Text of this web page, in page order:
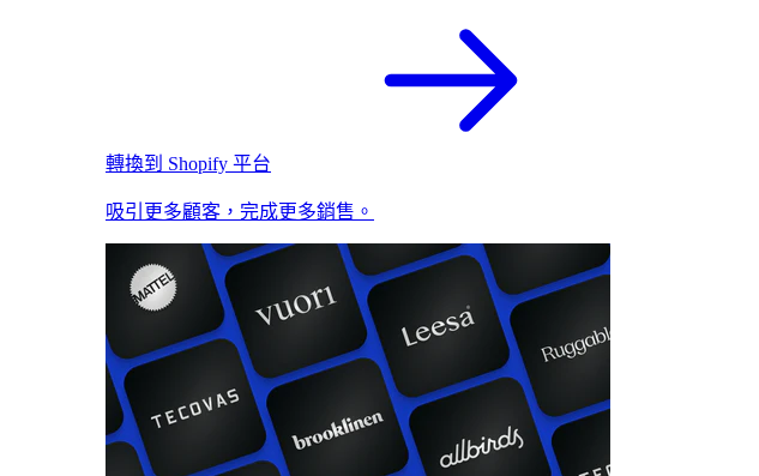
轉換到 Shopify 平台
吸引更多顧客，完成更多銷售。